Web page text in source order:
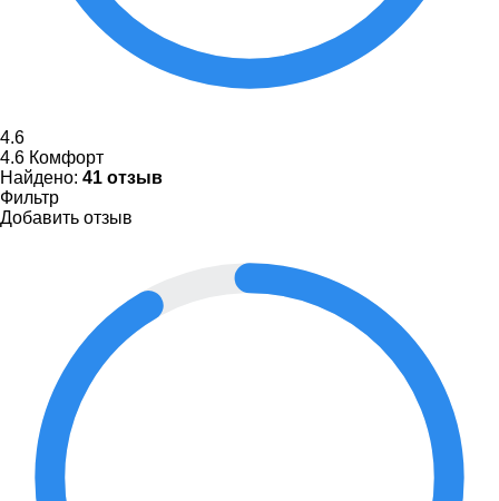
4.6
4.6 Комфорт
Найдено: 41 отзыв
Фильтр
Добавить отзыв